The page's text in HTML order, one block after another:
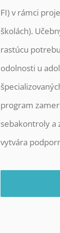
FI) v rámci
školách).
rastúcu
odolnosti u
program
sebakontroly a
vytvára